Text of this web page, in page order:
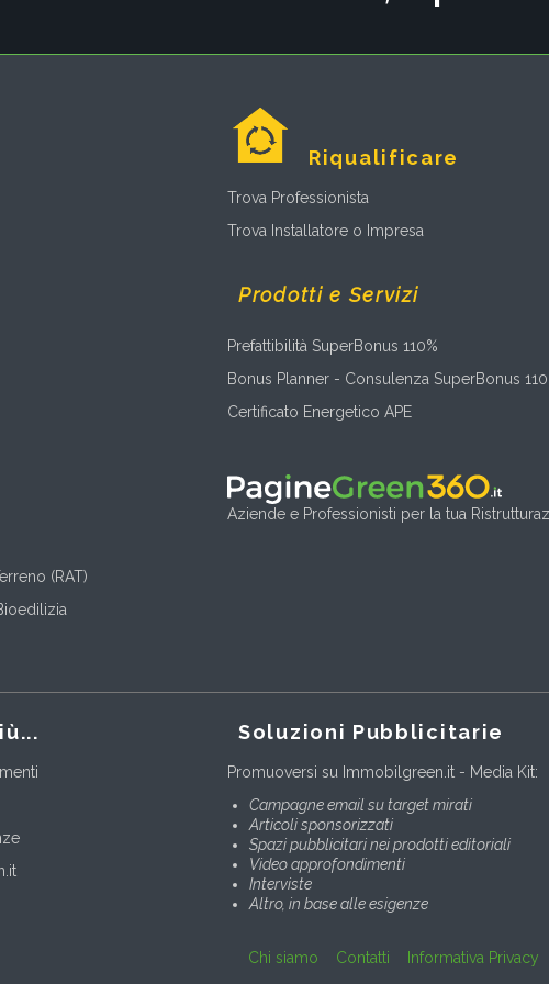
(RAT)
Riqualificare
Trova Professionista
Trova Installatore o Impresa
Prodotti e Servizi
Prefattibilità SuperBonus 110%
Bonus Planner - Consulenza SuperBonus
Certificato Energetico APE
Aziende e Professionisti per la tua
Soluzioni Pubblicitarie
Promuoversi su Immobilgreen.it - Media Kit:
Campagne email su target mirati
Articoli sponsorizzati
Spazi pubblicitari nei prodotti editoriali
Video approfondimenti
Interviste
Altro, in base alle esigenze
Chi siamo Contatti Informativa Privacy